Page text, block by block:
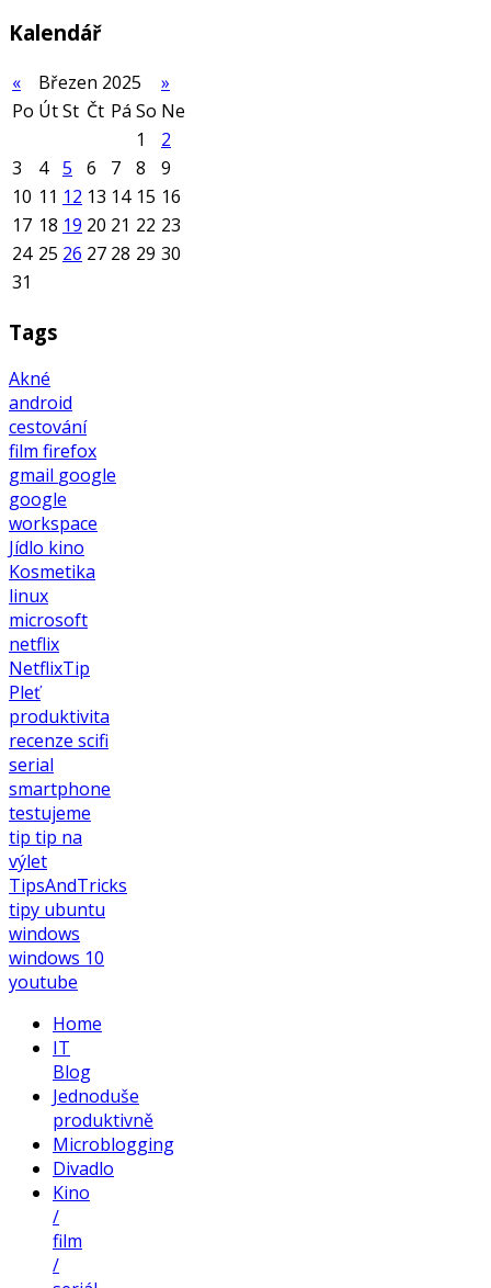
Kalendář
« Březen 2025
»
Po ÚtSt Čt Pá So Ne
1
2
3
4 5 6 7 8
9
10 11 12 13 14 15 16
17 18 19 20 21 22 23
24 25 26 27 28 29 30
31
Tags
Akné
android
cestování
film firefox
gmail google
google
workspace
Jídlo kino
Kosmetika
linux
microsoft
netflix
NetflixTip
Pleť
produktivita
recenze scifi
serial
smartphone
testujeme
tip tip na
výlet
TipsAndTricks
tipy ubuntu
windows
windows 10
youtube
Home
IT
Blog
Jednoduše
produktivně
Microblogging
Divadlo
Kino
/
film
/